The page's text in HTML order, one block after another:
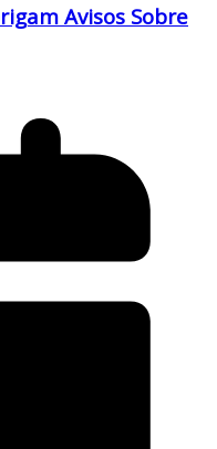
Avisos Sobre